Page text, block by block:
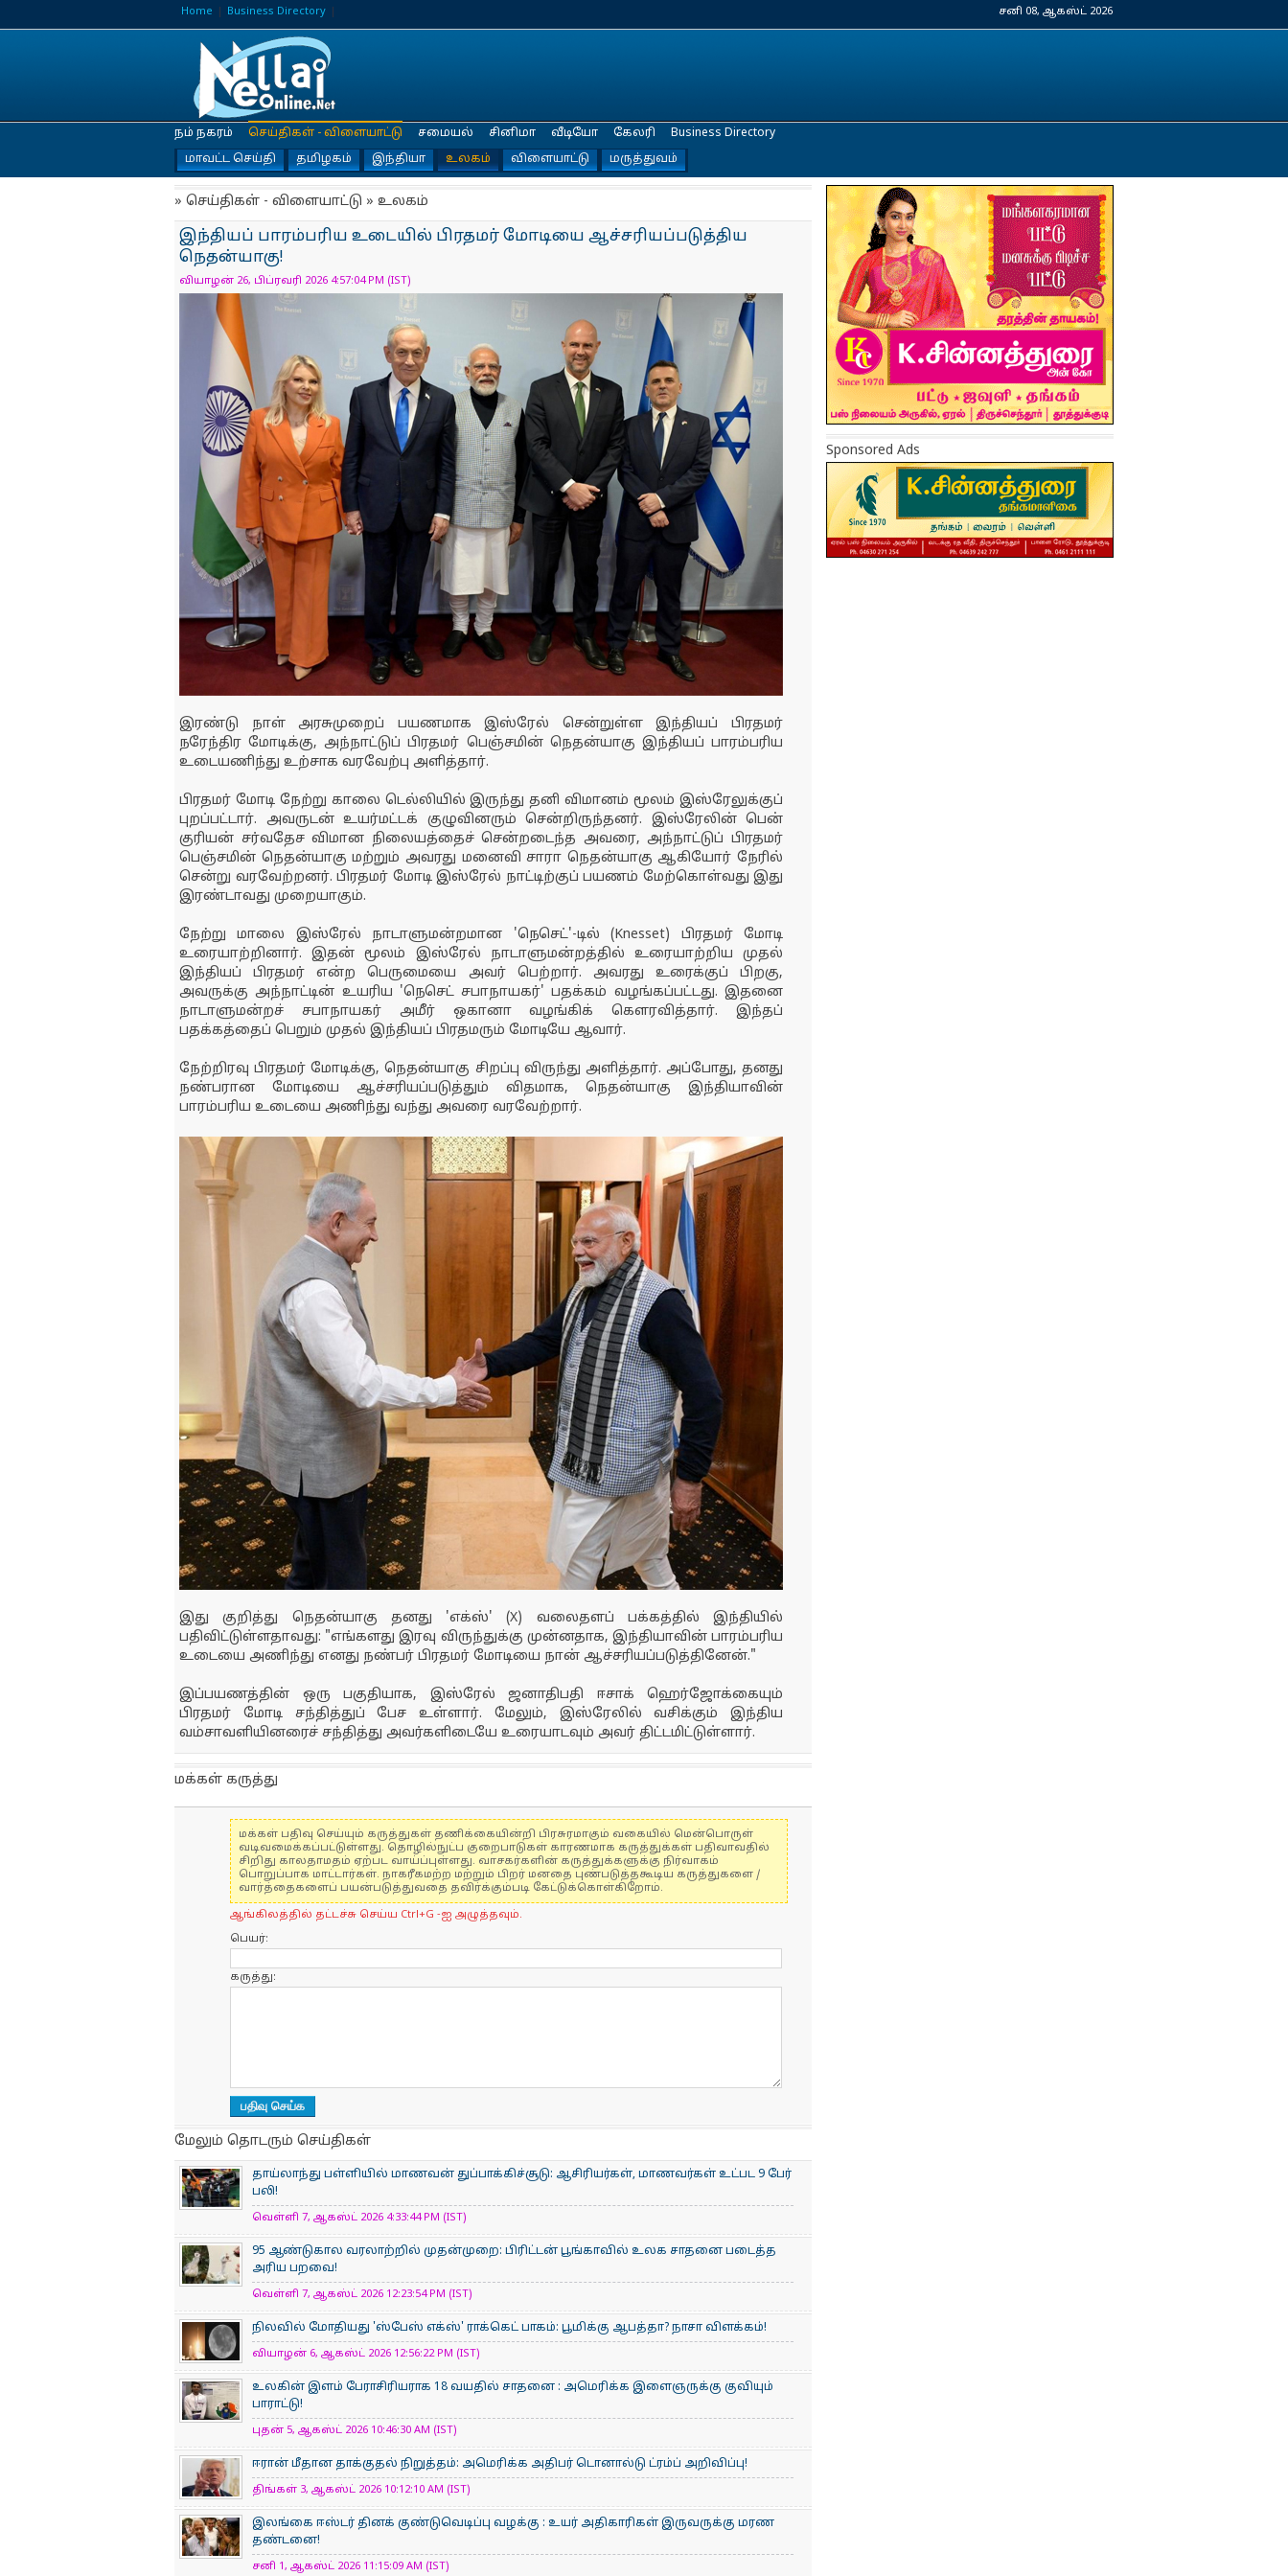
Home Business Directory சனி 08, ஆகஸ்ட் 2026
நம் நகரம்
செய்திகள் - விளையாட்டு
மாவட்ட செய்தி
தமிழகம் இந்தியா உலகம் விளையாட்டு மருத்துவம்
சமையல் சினிமா வீடியோ கேலரி Business Directory
» செய்திகள் - விளையாட்டு » உலகம்
இந்தியப் பாரம்பரிய உடையில் பிரதமர் மோடியை ஆச்சரியப்படுத்திய
நெதன்யாகு!
வியாழன் 26, பிப்ரவரி 2026 4:57:04 PM (IST)
இரண்டு நாள் அரசுமுறைப் பயணமாக இஸ்ரேல் சென்றுள்ள இந்தியப் பிரதமர்
நரேந்திர மோடிக்கு, அந்நாட்டுப் பிரதமர் பெஞ்சமின் நெதன்யாகு இந்தியப் பாரம்பரிய
உடையணிந்து உற்சாக வரவேற்பு அளித்தார்.
பிரதமர் மோடி நேற்று காலை டெல்லியில் இருந்து தனி விமானம் மூலம் இஸ்ரேலுக்குப்
புறப்பட்டார். அவருடன் உயர்மட்டக் குழுவினரும் சென்றிருந்தனர். இஸ்ரேலின் பென்
குரியன் சர்வதேச விமான நிலையத்தைச் சென்றடைந்த அவரை, அந்நாட்டுப் பிரதமர்
பெஞ்சமின் நெதன்யாகு மற்றும் அவரது மனைவி சாரா நெதன்யாகு ஆகியோர் நேரில்
சென்று வரவேற்றனர். பிரதமர் மோடி இஸ்ரேல் நாட்டிற்குப் பயணம் மேற்கொள்வது இது
இரண்டாவது முறையாகும்.
நேற்று மாலை இஸ்ரேல் நாடாளுமன்றமான 'நெசெட்'-டில் (Knesset) பிரதமர் மோடி
உரையாற்றினார். இதன் மூலம் இஸ்ரேல் நாடாளுமன்றத்தில் உரையாற்றிய முதல்
இந்தியப் பிரதமர் என்ற பெருமையை அவர் பெற்றார். அவரது உரைக்குப் பிறகு,
அவருக்கு அந்நாட்டின் உயரிய 'நெசெட் சபாநாயகர்' பதக்கம் வழங்கப்பட்டது. இதனை
நாடாளுமன்றச் சபாநாயகர் அமீர் ஒகானா வழங்கிக் கௌரவித்தார். இந்தப்
பதக்கத்தைப் பெறும் முதல் இந்தியப் பிரதமரும் மோடியே ஆவார்.
நேற்றிரவு பிரதமர் மோடிக்கு, நெதன்யாகு சிறப்பு விருந்து அளித்தார். அப்போது, தனது
நண்பரான மோடியை ஆச்சரியப்படுத்தும் விதமாக, நெதன்யாகு இந்தியாவின்
பாரம்பரிய உடையை அணிந்து வந்து அவரை வரவேற்றார்.
இது குறித்து நெதன்யாகு தனது 'எக்ஸ்' (X) வலைதளப் பக்கத்தில் இந்தியில்
பதிவிட்டுள்ளதாவது: "எங்களது இரவு விருந்துக்கு முன்னதாக, இந்தியாவின் பாரம்பரிய
உடையை அணிந்து எனது நண்பர் பிரதமர் மோடியை நான் ஆச்சரியப்படுத்தினேன்."
இப்பயணத்தின் ஒரு பகுதியாக, இஸ்ரேல் ஜனாதிபதி ஈசாக் ஹெர்ஜோக்கையும்
பிரதமர் மோடி சந்தித்துப் பேச உள்ளார். மேலும், இஸ்ரேலில் வசிக்கும் இந்திய
வம்சாவளியினரைச் சந்தித்து அவர்களிடையே உரையாடவும் அவர் திட்டமிட்டுள்ளார்.
மக்கள் கருத்து
மக்கள் பதிவு செய்யும் கருத்துகள் தணிக்கையின்றி பிரசுரமாகும் வகையில் மென்பொருள்
வடிவமைக்கப்பட்டுள்ளது. தொழில்நுட்ப குறைபாடுகள் காரணமாக கருத்துக்கள் பதிவாவதில்
சிறிது காலதாமதம் ஏற்பட வாய்ப்புள்ளது. வாசகர்களின் கருத்துக்களுக்கு நிர்வாகம்
பொறுப்பாக மாட்டார்கள். நாகரீகமற்ற மற்றும் பிறர் மனதை புண்படுத்தகூடிய கருத்துகளை /
வார்த்தைகளைப் பயன்படுத்துவதை தவிர்க்கும்படி கேட்டுக்கொள்கிறோம்.
ஆங்கிலத்தில் தட்டச்சு செய்ய Ctrl+G -ஐ அழுத்தவும்.
பெயர்:
கருத்து:
மேலும் தொடரும் செய்திகள்
தாய்லாந்து பள்ளியில் மாணவன் துப்பாக்கிச்சூடு: ஆசிரியர்கள், மாணவர்கள் உட்பட 9 பேர்
பலி!
வெள்ளி 7, ஆகஸ்ட் 2026 4:33:44 PM (IST)
95 ஆண்டுகால வரலாற்றில் முதன்முறை: பிரிட்டன் பூங்காவில் உலக சாதனை படைத்த
அரிய பறவை!
வெள்ளி 7, ஆகஸ்ட் 2026 12:23:54 PM (IST)
நிலவில் மோதியது 'ஸ்பேஸ் எக்ஸ்' ராக்கெட் பாகம்: பூமிக்கு ஆபத்தா? நாசா விளக்கம்!
வியாழன் 6, ஆகஸ்ட் 2026 12:56:22 PM (IST)
உலகின் இளம் பேராசிரிய​ராக 18 வயதில் சாதனை : அமெரிக்​க இளைஞருக்கு குவியும்
பாராட்டு!
புதன் 5, ஆகஸ்ட் 2026 10:46:30 AM (IST)
ஈரான் மீதான தாக்குதல் நிறுத்தம்: அமெரிக்க அதிபர் டொனால்டு ட்ரம்ப் அறிவிப்பு!
திங்கள் 3, ஆகஸ்ட் 2026 10:12:10 AM (IST)
இலங்கை ஈஸ்டர் தினக் குண்டுவெடிப்பு வழக்கு : உயர் அதிகாரிகள் இருவருக்கு மரண
தண்டனை!
சனி 1, ஆகஸ்ட் 2026 11:15:09 AM (IST)
Sponsored Ads